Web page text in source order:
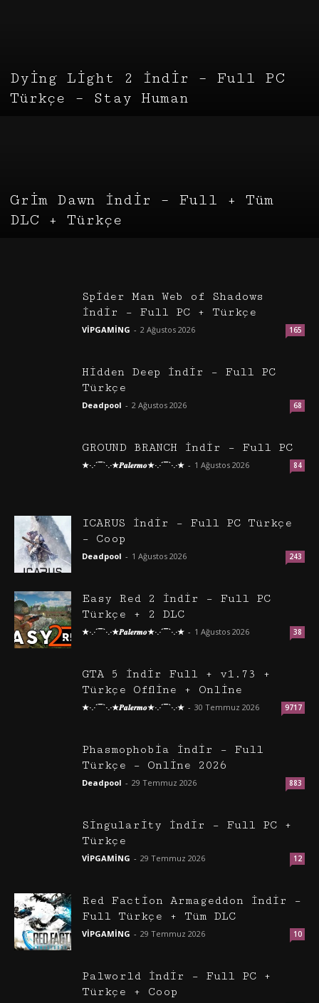
Dying Light 2 İndir – Full PC
Türkçe – Stay Human
Grim Dawn İndir – Full + Tüm
DLC + Türkçe
Spider Man Web of Shadows
İndir – Full PC + Türkçe
VİPGAMİNG - 2 Ağustos 2026 165
Hidden Deep İndir – Full PC
Türkçe
Deadpool - 2 Ağustos 2026 68
GROUND BRANCH İndir – Full PC
★·.·´¯`·.·★𝑷𝒂𝒍𝒆𝒓𝒎𝒐★·.·´¯`·.·★ - 1 Ağustos 2026 84
ICARUS İndir – Full PC Türkçe
– Coop
Deadpool - 1 Ağustos 2026 243
Easy Red 2 İndir – Full PC
Türkçe + 2 DLC
★·.·´¯`·.·★𝑷𝒂𝒍𝒆𝒓𝒎𝒐★·.·´¯`·.·★ - 1 Ağustos 2026 38
GTA 5 İndir Full + v1.73 +
Türkçe Offline + Online
★·.·´¯`·.·★𝑷𝒂𝒍𝒆𝒓𝒎𝒐★·.·´¯`·.·★ - 30 Temmuz 2026 9717
Phasmophobia İndir – Full
Türkçe – Online 2026
Deadpool - 29 Temmuz 2026 883
Singularity İndir – Full PC +
Türkçe
VİPGAMİNG - 29 Temmuz 2026 12
Red Faction Armageddon İndir –
Full Türkçe + Tüm DLC
VİPGAMİNG - 29 Temmuz 2026 10
Palworld İndir – Full PC +
Türkçe + Coop